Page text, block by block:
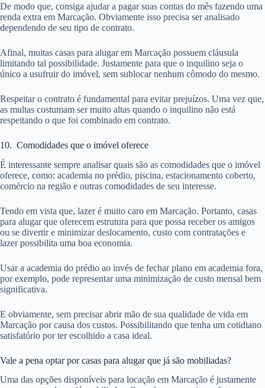
De modo que, consiga ajudar a pagar suas contas do mês fazendo uma
renda extra em Marcação. Obviamente isso precisa ser analisado
dependendo de seu tipo de contrato.
Afinal, muitas casas para alugar em Marcação possuem cláusula
limitando tal possibilidade. Justamente para que o inquilino seja o
único a usufruir do imóvel, sem sublocar nenhum cômodo do mesmo.
Respeitar o contrato é fundamental para evitar prejuízos. Uma vez que,
as multas costumam ser muito altas quando o inquilino não está
respeitando o que foi combinado em contrato.
10. Comodidades que o imóvel oferece
É interessante sempre analisar quais são as comodidades que o imóvel
oferece, como: academia no prédio, piscina, estacionamento coberto,
comércio na região e outras comodidades de seu interesse.
Tendo em vista que, lazer é muito caro em Marcação. Portanto, casas
para alugar que oferecem estrutura para que possa receber os amigos
ou se divertir e minimizar deslocamento, custo com contratações e
lazer possibilita uma boa economia.
Usar a academia do prédio ao invés de fechar plano em academia fora,
por exemplo, pode representar uma minimização de custo mensal bem
significativa.
E obviamente, sem precisar abrir mão de sua qualidade de vida em
Marcação por causa dos custos. Possibilitando que tenha um cotidiano
satisfatório por ter escolhido a casa ideal.
Vale a pena optar por casas para alugar que já são mobiliadas?
Uma das opções disponíveis para locação em Marcação é justamente